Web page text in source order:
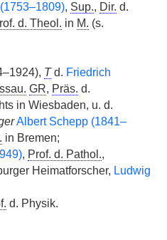
, Sup., Dir. d.
d. Theol. in M. (s.
Td. Friedrich
GR, Präs. d.
in Wiesbaden, u. d.
Albert Schepp (1841–
in Bremen;
, Prof. d. Pathol.,
Heimatforscher, Ludwig
d. Physik.